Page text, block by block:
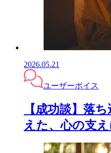
2026.05.21
ユーザーボイス
【成功談】落
えた、心の支